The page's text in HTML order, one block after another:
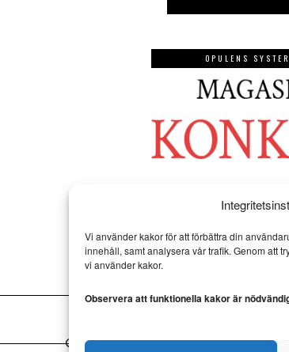
Vi använder kakor för att förbättra din
innehåll, samt analysera vår trafik. Genom att
vi använder kakor.
Observera att funktionella kakor är
OPULENS